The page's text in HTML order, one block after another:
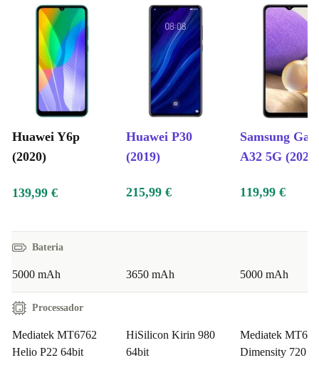
Huawei Y6p
(2020)
Huawei P30
(2019)
Samsung
A32 5G (2021)
139,99 € 215,99 € 119,99 €
Bateria
5000 mAh 3650 mAh 5000 mAh
Processador
Mediatek MT6762
Helio P22 64bit
HiSilicon Kirin 980
64bit
Mediatek
Dimensity 720